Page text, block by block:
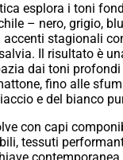
esplora i toni
– nero, grigio,
stagionali
Il risultato è
dai toni profondi
fino alle
e del bianco
con capi
tessuti